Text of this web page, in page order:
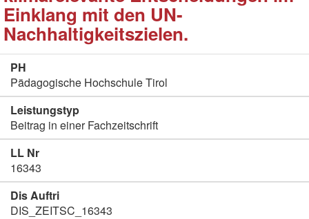
Einklang mit den UN-
Nachhaltigkeitszielen.
PH
Pädagogische Hochschule Tirol
Leistungstyp
Beitrag in einer Fachzeitschrift
LL Nr
16343
Dis Auftri
DIS_ZEITSC_16343